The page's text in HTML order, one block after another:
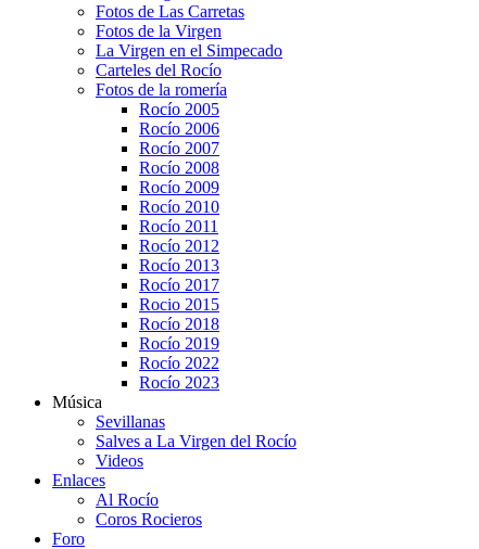
Fotos de Las Carretas
Fotos de la Virgen
La Virgen en el Simpecado
Carteles del Rocío
Fotos de la romería
Rocío 2005
Rocío 2006
Rocío 2007
Rocío 2008
Rocío 2009
Rocío 2010
Rocío 2011
Rocío 2012
Rocío 2013
Rocío 2017
Rocio 2015
Rocío 2018
Rocío 2019
Rocío 2022
Rocío 2023
Música
Sevillanas
Salves a La Virgen del Rocío
Videos
Enlaces
Al Rocío
Coros Rocieros
Foro